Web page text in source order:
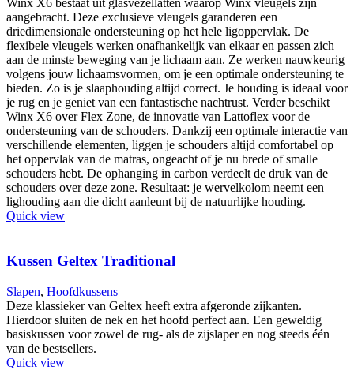
Winx X6 bestaat uit glasvezellatten waarop Winx vleugels zijn
aangebracht. Deze exclusieve vleugels garanderen een
driedimensionale ondersteuning op het hele ligoppervlak. De
flexibele vleugels werken onafhankelijk van elkaar en passen zich
aan de minste beweging van je lichaam aan. Ze werken nauwkeurig
volgens jouw lichaamsvormen, om je een optimale ondersteuning te
bieden. Zo is je slaaphouding altijd correct. Je houding is ideaal voor
je rug en je geniet van een fantastische nachtrust. Verder beschikt
Winx X6 over Flex Zone, de innovatie van Lattoflex voor de
ondersteuning van de schouders. Dankzij een optimale interactie van
verschillende elementen, liggen je schouders altijd comfortabel op
het oppervlak van de matras, ongeacht of je nu brede of smalle
schouders hebt. De ophanging in carbon verdeelt de druk van de
schouders over deze zone. Resultaat: je wervelkolom neemt een
lighouding aan die dicht aanleunt bij de natuurlijke houding.
Quick view
Kussen Geltex Traditional
Slapen, Hoofdkussens
Deze klassieker van Geltex heeft extra afgeronde zijkanten.
Hierdoor sluiten de nek en het hoofd perfect aan. Een geweldig
basiskussen voor zowel de rug- als de zijslaper en nog steeds één
van de bestsellers.
Quick view